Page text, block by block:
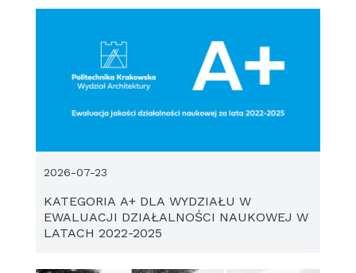
KATEGORIA A+ DLA WYDZIAŁU W
EWALUACJI DZIAŁALNOŚCI NAUKOWEJ W
LATACH 2022-2025
2026-07-23